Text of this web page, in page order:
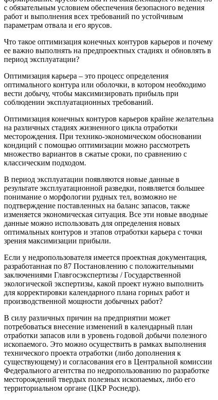
с обязательным условием обеспечения безопасного ведения
работ и выполнения всех требований по устойчивым
параметрам отвала и его ярусов.
Что такое оптимизация конечных контуров карьеров и почему
ее важно выполнять на предпроектных стадиях и обновлять в
период эксплуатации?
Оптимизация карьера – это процесс определения
оптимального контура или оболочки, в котором необходимо
вести добычу, чтобы максимизировать прибыль при
соблюдении эксплуатационных требований.
Оптимизация конечных контуров карьеров крайне желательна
на различных стадиях жизненного цикла отработки
месторождения. При технико-экономическом обосновании
кондиций с помощью оптимизации можно рассмотреть
множество вариантов в сжатые сроки, по сравнению с
классическим подходом.
В период эксплуатации появляются новые данные в
результате эксплуатационной разведки, появляется большее
понимание о морфологии рудных тел, возможно не
подтверждение поставленных на баланс запасов, также
изменяется экономическая ситуация. Все эти новые вводные
данные можно использовать для определения новых
оптимальных контуров и этапов отработки карьера с точки
зрения максимизации прибыли.
Если у недропользователя имеется проектная документация,
разработанная по 87 Постановлению с положительными
заключениями Главгосэкспертизы / Государственной
экологической экспертизы, какой проект нужно выполнить
для корректировки календарного плана горных работ и
производственной мощности добычных работ?
В силу различных причин на предприятии может
потребоваться внесение изменений в календарный план
отработки запасов или в уровень годовой добычи полезного
ископаемого. Это можно осуществить в рамках выполнения
технического проекта отработки (либо дополнения к
существующему) и согласования его в Центральной комиссии
Федерального агентства по недропользованию по разработке
месторождений твердых полезных ископаемых, либо его
территориальном органе (ЦКР Роснедр).